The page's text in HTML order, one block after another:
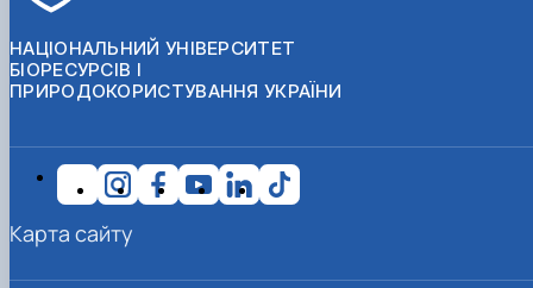
НАЦІОНАЛЬНИЙ УНІВЕРСИТЕТ
БІОРЕСУРСІВ І
ПРИРОДОКОРИСТУВАННЯ УКРАЇНИ
Карта сайту